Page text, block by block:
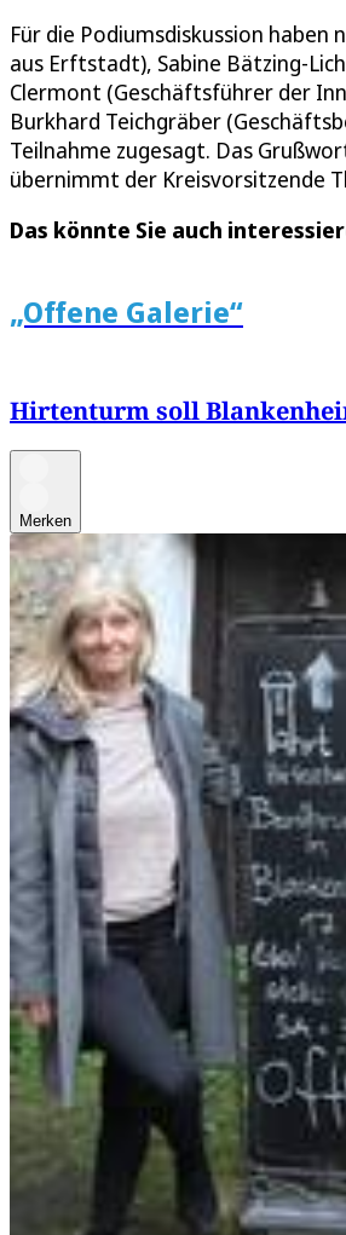
Für die Podiumsdiskussion
aus Erftstadt), Sabine Bätzing-
Clermont (Geschäftsführer der
Burkhard Teichgräber
Teilnahme zugesagt. Das
übernimmt der Kreisvorsitzende
Das könnte Sie auch
„Offene Galerie“
Hirtenturm soll
Merken